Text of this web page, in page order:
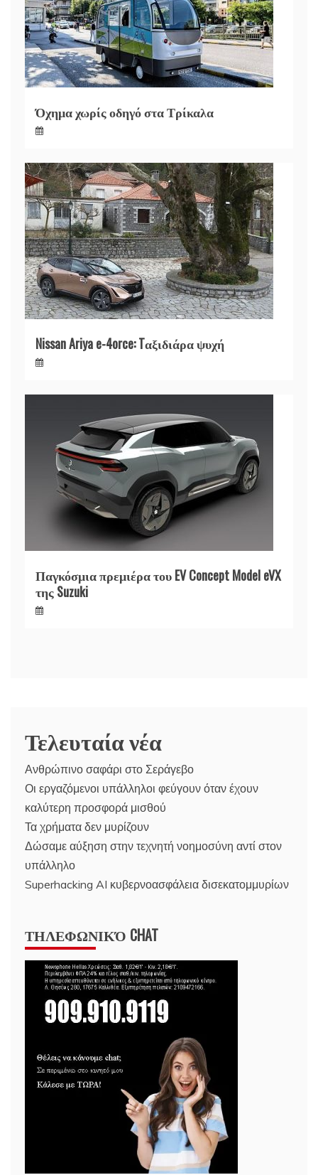
Όχημα χωρίς οδηγό στα Τρίκαλα
Nissan Ariya e-4orce: Tαξιδιάρα ψυχή
Παγκόσμια πρεμιέρα του EV Concept Model eVX
της Suzuki
Τελευταία νέα
Ανθρώπινο σαφάρι στο Σεράγεβο
Οι εργαζόμενοι υπάλληλοι φεύγουν όταν έχουν
καλύτερη προσφορά μισθού
Τα χρήματα δεν μυρίζουν
Δώσαμε αύξηση στην τεχνητή νοημοσύνη αντί στον
υπάλληλο
Superhacking AI κυβερνοασφάλεια δισεκατομμυρίων
ΤΗΛΕΦΩΝΙΚΌ CHAT